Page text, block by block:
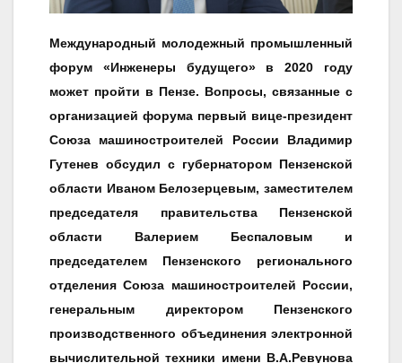
Международный молодежный промышленный
форум «Инженеры будущего» в 2020 году
может пройти в Пензе. Вопросы, связанные с
организацией форума первый вице-президент
Союза машиностроителей России Владимир
Гутенев обсудил с губернатором Пензенской
области Иваном Белозерцевым, заместителем
председателя правительства Пензенской
области Валерием Беспаловым и
председателем Пензенского регионального
отделения Союза машиностроителей России,
генеральным директором Пензенского
производственного объединения электронной
вычислительной техники имени В.А.Ревунова